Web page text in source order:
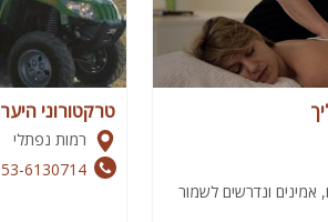
ונדרשים לשמור
טרקטורוני היער
רמות נפתלי
6130714